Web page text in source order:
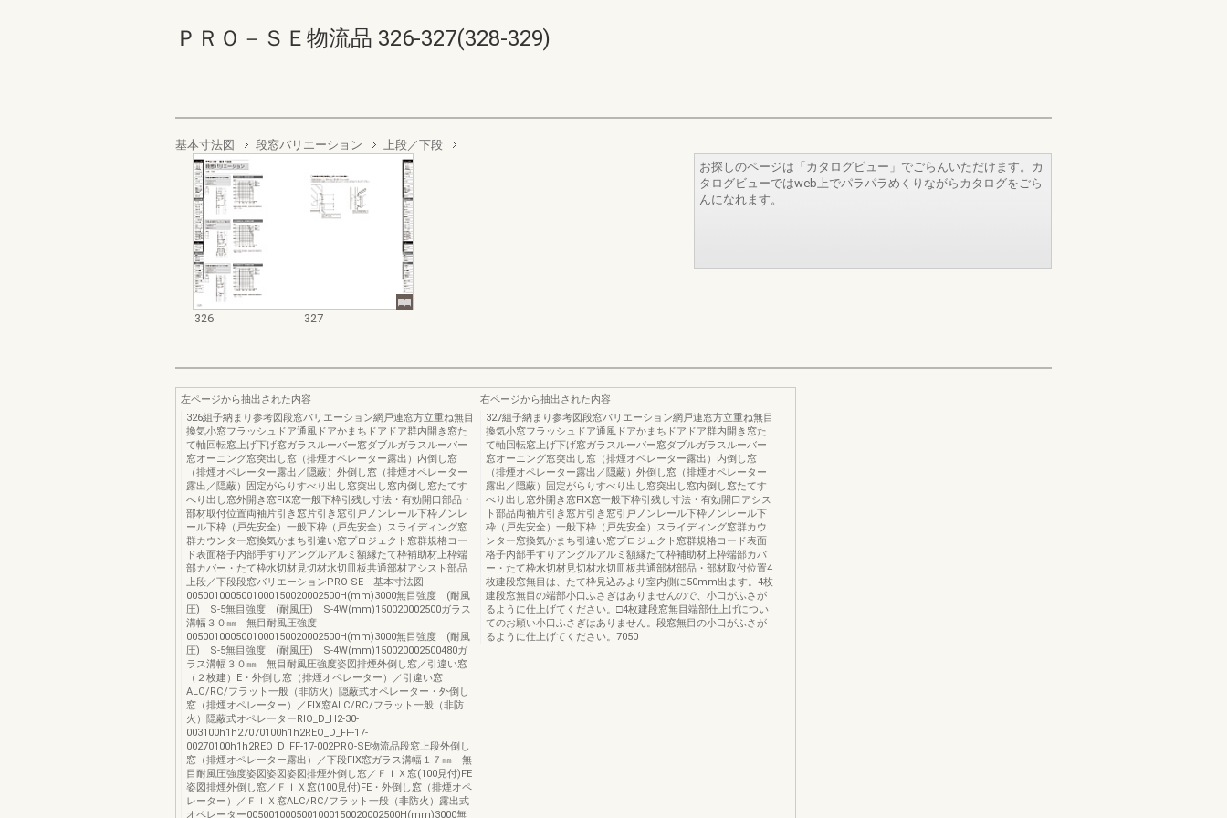
ＰＲＯ－ＳＥ物流品 326-327(328-329)
基本寸法図 段窓バリエーション 上段／下段
326 327
お探しのページは「カタログビュー」でごらんいただけます。カ
タログビューではweb上でパラパラめくりながらカタログをごら
んになれます。
左ページから抽出された内容
326組子納まり参考図段窓バリエーション網戸連窓方立重ね無目
換気小窓フラッシュドア通風ドアかまちドアドア群内開き窓た
て軸回転窓上げ下げ窓ガラスルーバー窓ダブルガラスルーバー
窓オーニング窓突出し窓（排煙オペレーター露出）内倒し窓
（排煙オペレーター露出／隠蔽）外倒し窓（排煙オペレーター
露出／隠蔽）固定がらりすべり出し窓突出し窓内倒し窓たてす
べり出し窓外開き窓FIX窓一般下枠引残し寸法・有効開口部品・
部材取付位置両袖片引き窓片引き窓引戸ノンレール下枠ノンレ
ール下枠（戸先安全）一般下枠（戸先安全）スライディング窓
群カウンター窓換気かまち引違い窓プロジェクト窓群規格コー
ド表面格子内部手すりアングルアルミ額縁たて枠補助材上枠端
部カバー・たて枠水切材見切材水切皿板共通部材アシスト部品
上段／下段段窓バリエーションPRO-SE 基本寸法図
0050010005001000150020002500H(mm)3000無目強度 (耐風
圧) S-5無目強度 (耐風圧) S-4W(mm)150020002500ガラス
溝幅３０㎜ 無目耐風圧強度
0050010005001000150020002500H(mm)3000無目強度 (耐風
圧) S-5無目強度 (耐風圧) S-4W(mm)150020002500480ガ
ラス溝幅３０㎜ 無目耐風圧強度姿図排煙外倒し窓／引違い窓
（２枚建）E・外倒し窓（排煙オペレーター）／引違い窓
ALC/RC/フラット一般（非防火）隠蔽式オペレーター・外倒し
窓（排煙オペレーター）／FIX窓ALC/RC/フラット一般（非防
火）隠蔽式オペレーターRIO_D_H2-30-
003100h1h27070100h1h2REO_D_FF-17-
00270100h1h2REO_D_FF-17-002PRO-SE物流品段窓上段外倒し
窓（排煙オペレーター露出）／下段FIX窓ガラス溝幅１７㎜ 無
目耐風圧強度姿図姿図姿図排煙外倒し窓／ＦＩＸ窓(100見付)FE
姿図排煙外倒し窓／ＦＩＸ窓(100見付)FE・外倒し窓（排煙オペ
レーター）／ＦＩＸ窓ALC/RC/フラット一般（非防火）露出式
オペレーター0050010005001000150020002500H(mm)3000無
右ページから抽出された内容
327組子納まり参考図段窓バリエーション網戸連窓方立重ね無目
換気小窓フラッシュドア通風ドアかまちドアドア群内開き窓た
て軸回転窓上げ下げ窓ガラスルーバー窓ダブルガラスルーバー
窓オーニング窓突出し窓（排煙オペレーター露出）内倒し窓
（排煙オペレーター露出／隠蔽）外倒し窓（排煙オペレーター
露出／隠蔽）固定がらりすべり出し窓突出し窓内倒し窓たてす
べり出し窓外開き窓FIX窓一般下枠引残し寸法・有効開口アシス
ト部品両袖片引き窓片引き窓引戸ノンレール下枠ノンレール下
枠（戸先安全）一般下枠（戸先安全）スライディング窓群カウ
ンター窓換気かまち引違い窓プロジェクト窓群規格コード表面
格子内部手すりアングルアルミ額縁たて枠補助材上枠端部カバ
ー・たて枠水切材見切材水切皿板共通部材部品・部材取付位置4
枚建段窓無目は、たて枠見込みより室内側に50mm出ます。4枚
建段窓無目の端部小口ふさぎはありませんので、小口がふさが
るように仕上げてください。□4枚建段窓無目端部仕上げについ
てのお願い小口ふさぎはありません。段窓無目の小口がふさが
るように仕上げてください。7050